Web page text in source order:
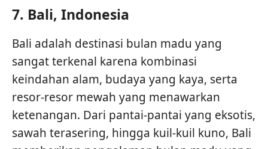
7. Bali, Indonesia
Bali adalah destinasi bulan madu yang
sangat terkenal karena kombinasi
keindahan alam, budaya yang kaya, serta
resor-resor mewah yang menawarkan
ketenangan. Dari pantai-pantai yang eksotis,
sawah terasering, hingga kuil-kuil kuno, Bali